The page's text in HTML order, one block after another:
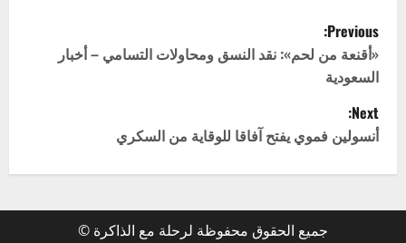
P
o
s
t
n
a
Previous:
«أقنعة من لحم»: نقد النسق ومحاولات التسامي – أخبار
السعودية
Next:
أنسولين فموي يفتح آفاقا للوقاية من السكري
جميع الحقوق محفوظة لرحلة مع الذاكرة ©